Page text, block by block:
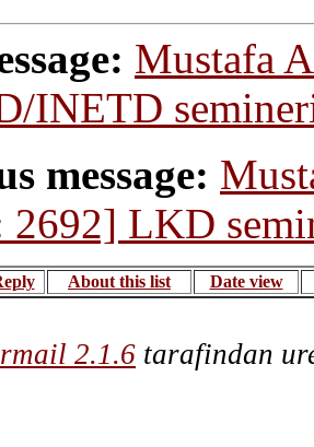
Mustafa
INETD
message:
2692] LKD
About this list Date view
2.1.6 tarafindan